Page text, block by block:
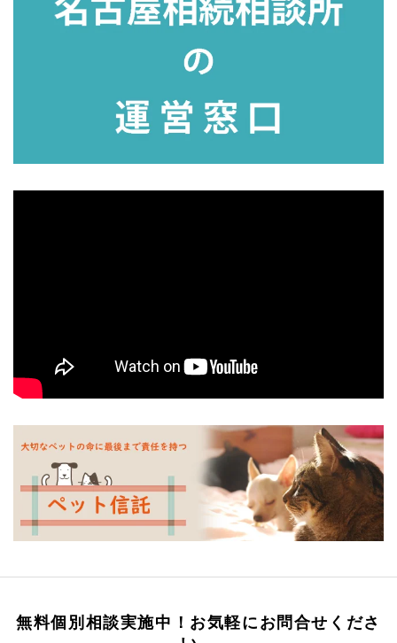
無料個別相談実施中！お気軽にお問合せくださ